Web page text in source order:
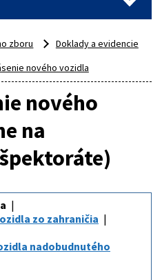
zboru
Doklady a evidencie
nového vozidla
nového
na
zo zahraničia
nadobudnutého